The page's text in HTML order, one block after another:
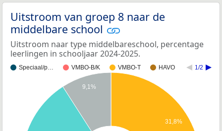
Uitstroom van groep 8 naar de
middelbare school
Uitstroom naar type middelbareschool, percentage
leerlingen in schooljaar 2024-2025.
Speciaal/p… VMBO-B/K VMBO-T HAVO 1/2
31,8%
9,1%